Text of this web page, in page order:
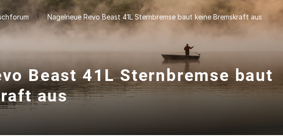
Nagelneue Revo Beast 41L Sternbremse baut keine Bremskraft aus
Beast 41L Sternbremse baut
aus